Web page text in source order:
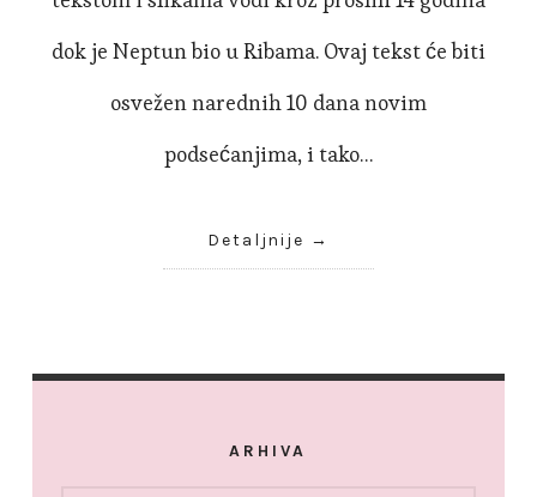
dok je Neptun bio u Ribama. Ovaj tekst će biti
osvežen narednih 10 dana novim
podsećanjima, i tako…
Detaljnije
ARHIVA